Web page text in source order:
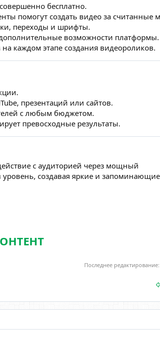
бесплатно.
помогут создать видео за считанные
переходы и шрифты.
возможности платформы.
каждом этапе создания видеороликов.
презентаций или сайтов.
с любым бюджетом.
превосходные результаты.
с аудиторией через мощный
создавая яркие и
Последнее редактирование: